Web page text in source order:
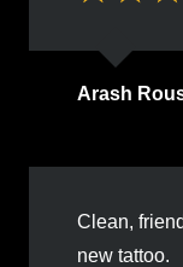
Arash
Clean,
new tattoo.